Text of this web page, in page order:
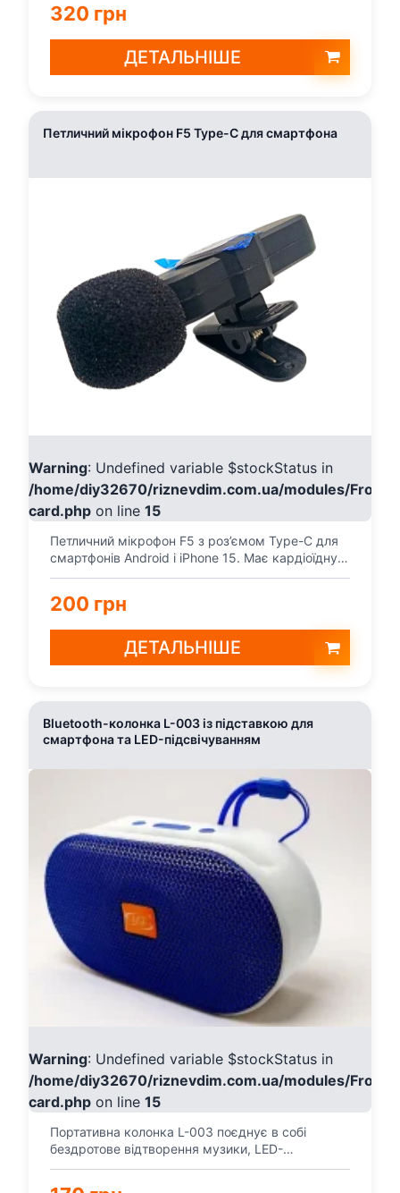
320 грн
ДЕТАЛЬНІШЕ
Петличний мікрофон F5 Type-C для смартфона
Warning: Undefined variable $stockStatus in
/home/diy32670/riznevdim.com.ua/modules/
card.php on line 15
Петличний мікрофон F5 з роз’ємом Type-C для
смартфонів Android і iPhone 15. Має кардіоїдну
спрямован...
200 грн
ДЕТАЛЬНІШЕ
Bluetooth-колонка L-003 із підставкою для
смартфона та LED-підсвічуванням
Warning: Undefined variable $stockStatus in
/home/diy32670/riznevdim.com.ua/modules/
card.php on line 15
Портативна колонка L-003 поєднує в собі
бездротове відтворення музики, LED-
підсвічування та зручну п...